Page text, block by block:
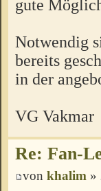
gute
Notwendig
bereits
in der
VG Vakmar
Re: Fan-
von khalim »